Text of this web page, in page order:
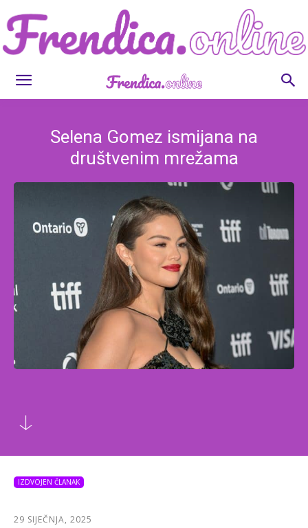
Frendica.online
Selena Gomez ismijana na
društvenim mrežama
IZDVOJEN ČLANAK
29 SIJEČNJA, 2025